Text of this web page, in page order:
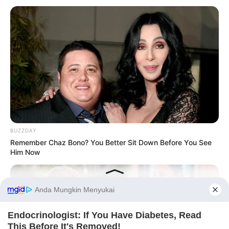
BUZZDAY
Remember Chaz Bono? You Better Sit Down Before You See
Him Now
Before You Go